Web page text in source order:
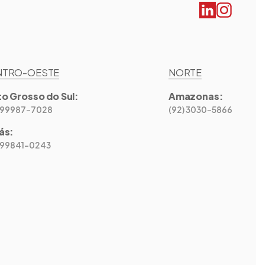
OESTE
Grosso do Sul:
99987-7028
:
0243
NORTE
Amazonas:
(92) 3030-5866